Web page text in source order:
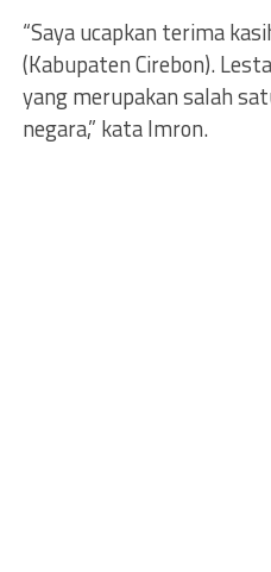
“Saya ucapkan terima
(Kabupaten Cirebon).
yang merupakan salah
negara,” kata Imron.